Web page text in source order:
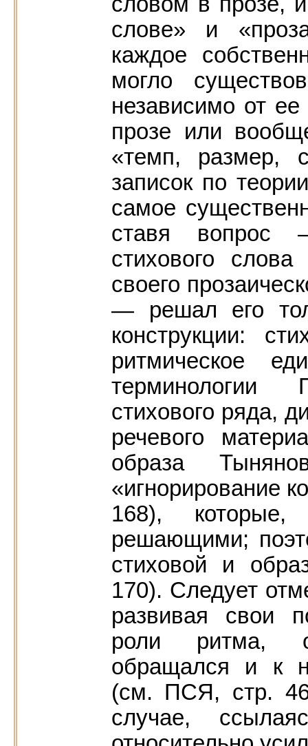
слове» и
каждое
могло
независимо от
прозе или
«темп, размер,
записок по
самое
ставя вопрос
стихового
своего
— решал его
конструкции:
ритмическое
стихового ряда,
речевого
образа
«игнорирование
168),
решающими;
стиховой и
170). Следует
развивая свои
роли ритма,
обращался и к
(см. ПСЯ, стр.
случае,